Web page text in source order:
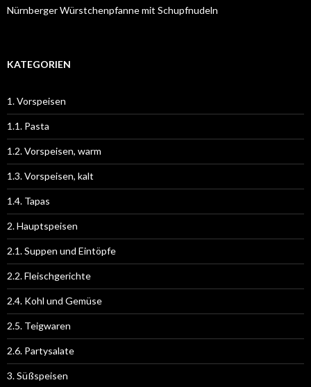
Nürnberger Würstchenpfanne mit Schupfnudeln
KATEGORIEN
1. Vorspeisen
1.1. Pasta
1.2. Vorspeisen, warm
1.3. Vorspeisen, kalt
1.4. Tapas
2. Hauptspeisen
2.1. Suppen und Eintöpfe
2.2. Fleischgerichte
2.4. Kohl und Gemüse
2.5. Teigwaren
2.6. Partysalate
3. Süßspeisen